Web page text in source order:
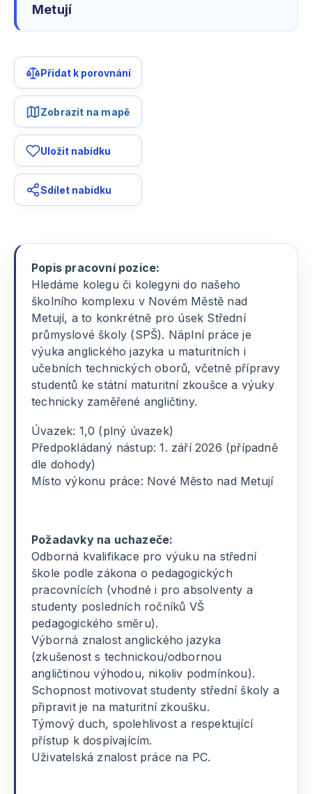
Metují
Přidat k porovnání
Zobrazit na mapě
Uložit nabídku
Sdílet nabídku
Popis pracovní pozice:
Hledáme kolegu či kolegyni do našeho
školního komplexu v Novém Městě nad
Metují, a to konkrétně pro úsek Střední
průmyslové školy (SPŠ). Náplní práce je
výuka anglického jazyka u maturitních i
učebních technických oborů, včetně přípravy
studentů ke státní maturitní zkoušce a výuky
technicky zaměřené angličtiny.
Úvazek: 1,0 (plný úvazek)
Předpokládaný nástup: 1. září 2026 (případně
dle dohody)
Místo výkonu práce: Nové Město nad Metují
Požadavky na uchazeče:
Odborná kvalifikace pro výuku na střední
škole podle zákona o pedagogických
pracovnících (vhodné i pro absolventy a
studenty posledních ročníků VŠ
pedagogického směru).
Výborná znalost anglického jazyka
(zkušenost s technickou/odbornou
angličtinou výhodou, nikoliv podmínkou).
Schopnost motivovat studenty střední školy a
připravit je na maturitní zkoušku.
Týmový duch, spolehlivost a respektující
přístup k dospívajícím.
Uživatelská znalost práce na PC.